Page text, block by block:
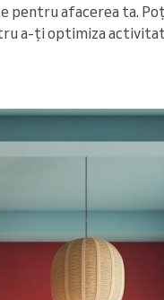
pentru afacerea ta.
a-ți optimiza